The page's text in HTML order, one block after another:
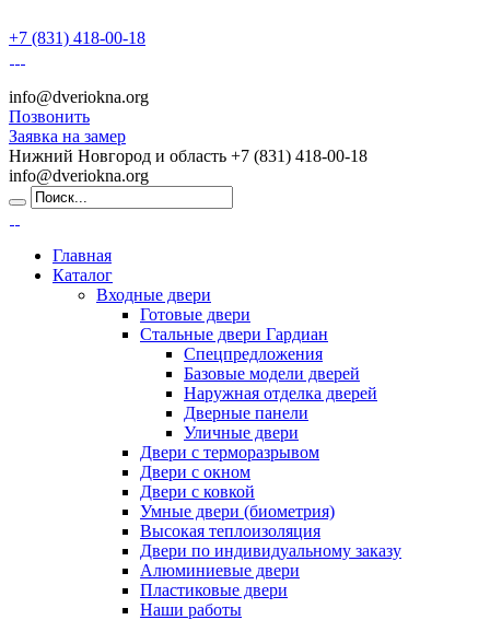
+7 (831) 418-00-18
info@dveriokna.org
Позвонить
Заявка на замер
Нижний Новгород и область +7 (831) 418-00-18
info@dveriokna.org
Главная
Каталог
Входные двери
Готовые двери
Стальные двери Гардиан
Спецпредложения
Базовые модели дверей
Наружная отделка дверей
Дверные панели
Уличные двери
Двери с терморазрывом
Двери с окном
Двери с ковкой
Умные двери (биометрия)
Высокая теплоизоляция
Двери по индивидуальному заказу
Алюминиевые двери
Пластиковые двери
Наши работы